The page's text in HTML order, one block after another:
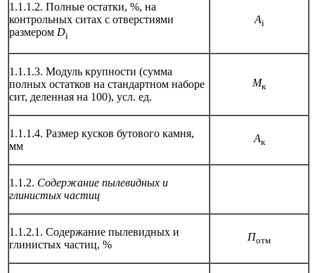
1.1.1.2. Полные остатки, %, на
контрольных ситах с отверстиями
размером Di
Аi
1.1.1.3. Модуль крупности (сумма
полных остатков на стандартном наборе
сит, деленная на 100), усл. ед.
Мк
1.1.1.4. Размер кусков бутового камня,
мм
Ак
1.1.2. Содержание пылевидных и
глинистых частиц
1.1.2.1. Содержание пылевидных и
глинистых частиц, %
Потм